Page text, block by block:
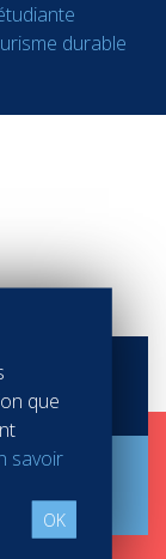
durable
que
savoir
OK